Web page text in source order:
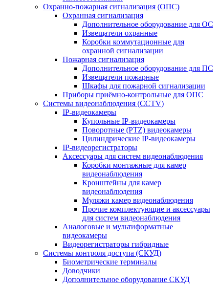
Охранно-пожарная сигнализация (ОПС)
Охранная сигнализация
Дополнительное оборудование для ОС
Извещатели охранные
Коробки коммутационные для
охранной сигнализации
Пожарная сигнализация
Дополнительное оборудование для ПС
Извещатели пожарные
Шкафы для пожарной сигнализации
Приборы приёмно-контрольные для ОПС
Системы видеонаблюдения (CCTV)
IP-видеокамеры
Купольные IP-видеокамеры
Поворотные (PTZ) видеокамеры
Цилиндрические IP-видеокамеры
IP-видеорегистраторы
Аксессуары для систем видеонаблюдения
Коробки монтажные для камер
видеонаблюдения
Кронштейны для камер
видеонаблюдения
Муляжи камер видеонаблюдения
Прочие комплектующие и аксессуары
для систем видеонаблюдения
Аналоговые и мультиформатные
видеокамеры
Видеорегистраторы гибридные
Системы контроля доступа (СКУД)
Биометрические терминалы
Доводчики
Дополнительное оборудование СКУД